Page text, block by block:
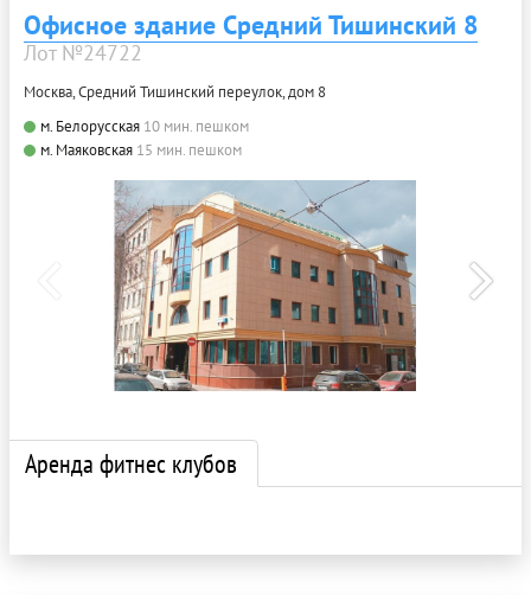
Офисное здание Средний Тишинский 8
Лот №24722
Москва, Средний Тишинский переулок, дом 8
м. Белорусская 10 мин. пешком
м. Маяковская 15 мин. пешком
Аренда фитнес клубов